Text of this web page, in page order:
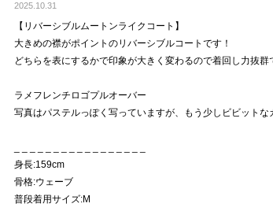
2025.10.31
【リバーシブルムートンライクコート】
大きめの襟がポイントのリバーシブルコートです！
どちらを表にするかで印象が大きく変わるので着回し力抜群
ラメフレンチロゴプルオーバー
写真はパステルっぽく写っていますが、もう少しビビットな
身長:159cm
骨格:ウェーブ
普段着用サイズ:M